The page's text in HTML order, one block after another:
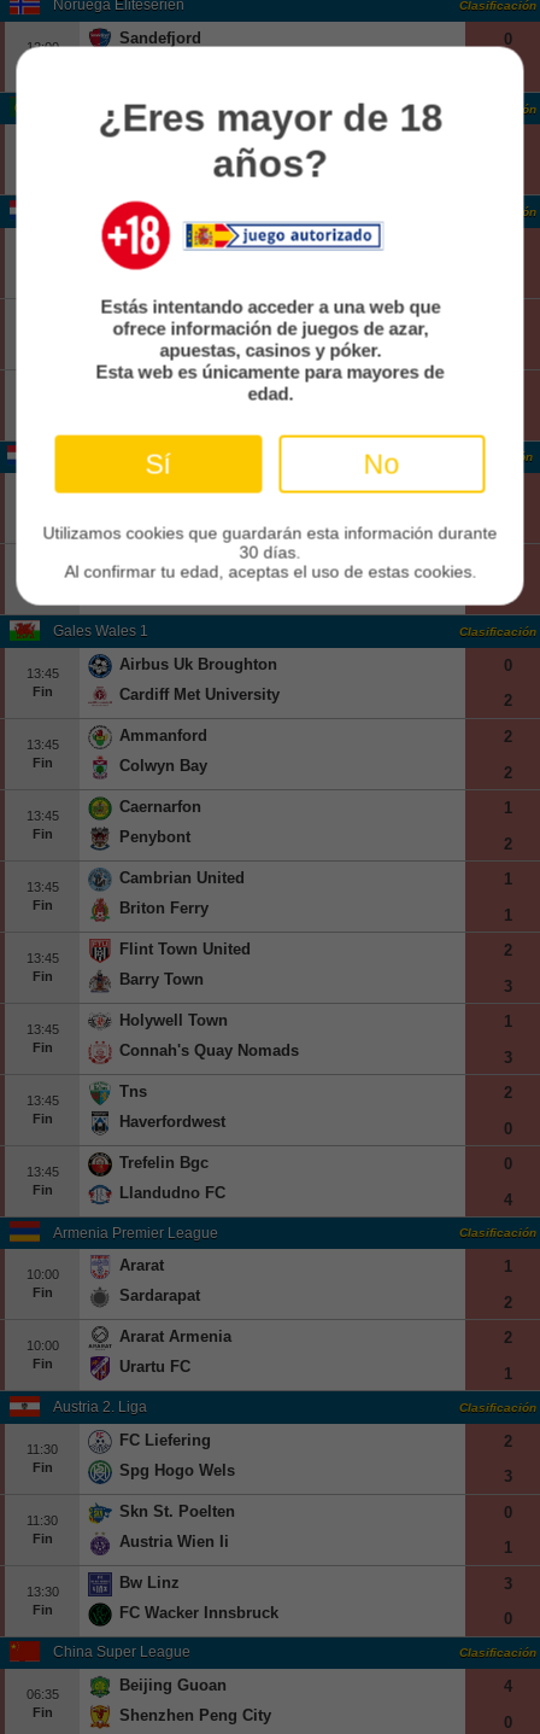
Noruega Eliteserien Clasificación
12:00
Sandefjord
0
Portugal Liga Portugal Clasificación
Holanda Eerste Divisie Clasificación
FC Dordrecht
Jong Ajax
FC Emmen
Roda Jc Kerkrade
Holanda Eerste Divisie Clasificación
13:00
Vvv-venlo
1
Gales Wales 1 Clasificación
13:45
Fin
Airbus Uk Broughton
Cardiff Met University
0
2
13:45
Fin
Ammanford
Colwyn Bay
2
2
13:45
Fin
Caernarfon
Penybont
1
2
13:45
Fin
Cambrian United
Briton Ferry
1
1
13:45
Fin
Flint Town United
Barry Town
2
3
13:45
Fin
Holywell Town
Connah's Quay Nomads
1
3
13:45
Fin
Tns
Haverfordwest
2
0
13:45
Fin
Trefelin Bgc
Llandudno FC
0
4
Armenia Premier League Clasificación
10:00
Fin
Ararat
Sardarapat
1
2
10:00
Fin
Ararat Armenia
Urartu FC
2
1
Austria 2. Liga Clasificación
11:30
Fin
FC Liefering
Spg Hogo Wels
2
3
11:30
Fin
Skn St. Poelten
Austria Wien Ii
0
1
13:30
Fin
Bw Linz
FC Wacker Innsbruck
3
0
China Super League Clasificación
06:35
Fin
Beijing Guoan
Shenzhen Peng City
4
0
¿Eres mayor de 18
años?
Estás intentando acceder a una web que
ofrece información de juegos de azar,
apuestas, casinos y póker.
Esta web es únicamente para mayores de
edad.
Sí No
Utilizamos cookies que guardarán esta información durante
30 días.
Al confirmar tu edad, aceptas el uso de estas cookies.